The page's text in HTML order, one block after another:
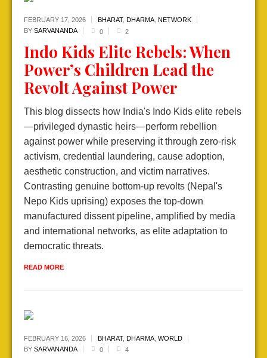
FEBRUARY 17, 2026 BHARAT, DHARMA, NETWORK
BY SARVANANDA 0 2
Indo Kids Elite Rebels: When
Power’s Children Lead the
Revolt Against Power
This blog dissects how India's Indo Kids elite rebels
—privileged dynastic heirs—perform rebellion
against power while preserving it through zero-risk
activism, credential laundering, cause adoption,
aesthetic construction, and victim narratives.
Contrasting genuine bottom-up revolts (Nepal's
Nepo Kids uprising) exposes the top-down
manufactured dissent pipeline, amplified by media
and international networks, as elite adaptation to
democratic threats.
READ MORE
FEBRUARY 16, 2026 BHARAT, DHARMA WORLD
BY SARVANANDA 0 4